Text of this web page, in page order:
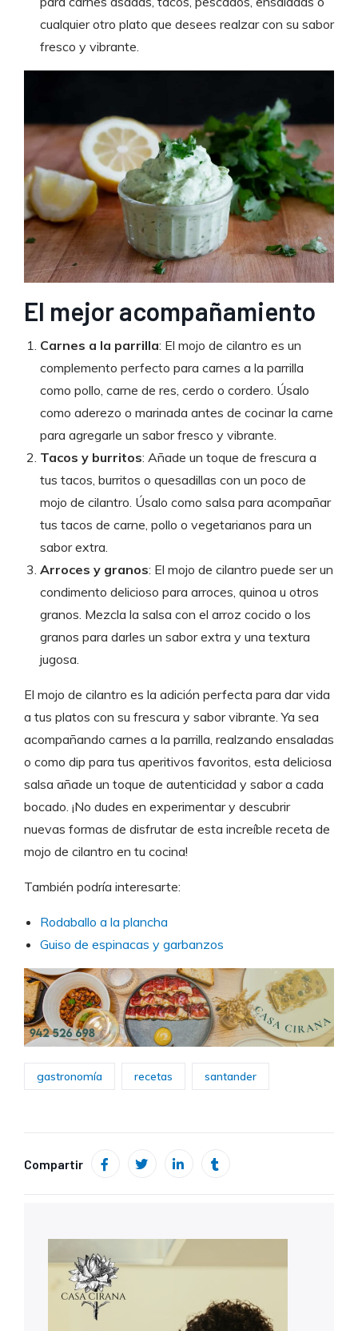
cualquier otro plato que desees realzar con su sabor
fresco y vibrante.
El mejor acompañamiento
Carnes a la parrilla: El mojo de cilantro es un
complemento perfecto para carnes a la parrilla
como pollo, carne de res, cerdo o cordero. Úsalo
como aderezo o marinada antes de cocinar la carne
para agregarle un sabor fresco y vibrante.
Tacos y burritos: Añade un toque de frescura a
tus tacos, burritos o quesadillas con un poco de
mojo de cilantro. Úsalo como salsa para acompañar
tus tacos de carne, pollo o vegetarianos para un
sabor extra.
Arroces y granos: El mojo de cilantro puede ser un
condimento delicioso para arroces, quinoa u otros
granos. Mezcla la salsa con el arroz cocido o los
granos para darles un sabor extra y una textura
jugosa.
El mojo de cilantro es la adición perfecta para dar vida
a tus platos con su frescura y sabor vibrante. Ya sea
acompañando carnes a la parrilla, realzando ensaladas
o como dip para tus aperitivos favoritos, esta deliciosa
salsa añade un toque de autenticidad y sabor a cada
bocado. ¡No dudes en experimentar y descubrir
nuevas formas de disfrutar de esta increíble receta de
mojo de cilantro en tu cocina!
También podría interesarte:
Rodaballo a la plancha
Guiso de espinacas y garbanzos
gastronomía recetas santander
Compartir